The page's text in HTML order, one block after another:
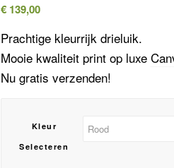
€ 139,00
Prachtige kleurrijk drieluik.
Mooie kwaliteit print op luxe
Nu gratis verzenden!
Kleur
Selecteren